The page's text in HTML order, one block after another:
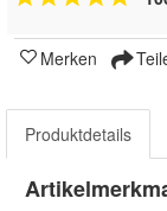
Merken
Produktdetails